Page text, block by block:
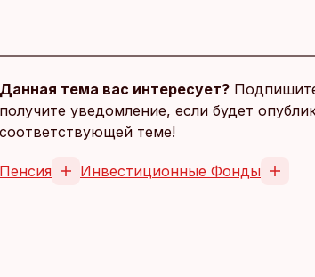
Данная тема вас интересует?
получите уведомление, если будет
соответствующей теме!
Пенсия Инвестиционные Фонды